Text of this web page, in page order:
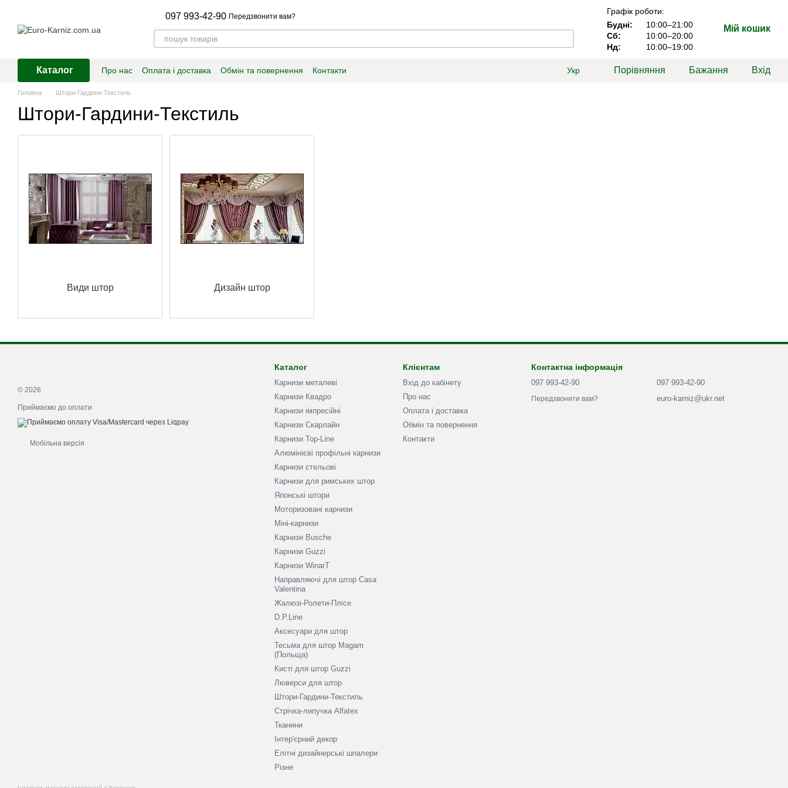
097 993-42-90 Передзвонити вам?
Графік роботи:
Будні:
10:00–21:00
Сб:
10:00–20:00
Нд:
10:00–19:00
Мій кошик
Каталог Про нас Оплата і доставка Обмін та повернення Контакти Укр Порівняння Бажання Вхід
Головна Штори-Гардини-Текстиль
Штори-Гардини-Текстиль
Види штор Дизайн штор
© 2026
Приймаємо до оплати
Мобільна версія
Каталог
Карнизи металеві
Карнизи Квадро
Карнизи імпресійні
Карнизи Скарлайн
Карнизи Top-Line
Алюмінієві профільні карнизи
Карнизи стельові
Карнизи для римських штор
Японські штори
Моторизовані карнизи
Міні-карнизи
Карнизи Busche
Карнизи Guzzi
Карнизи WinarT
Направляючі для штор Casa
Valentina
Жалюзі-Ролети-Плісе
D.P.Line
Аксесуари для штор
Тесьма для штор Magam
(Польща)
Кисті для штор Guzzi
Люверси для штор
Штори-Гардини-Текстиль
Стрічка-липучка Alfatex
Тканини
Інтер'єрний декор
Елітні дизайнерські шпалери
Різне
Клієнтам
Вхід до кабінету
Про нас
Оплата і доставка
Обмін та повернення
Контакти
Контактна інформація
097 993-42-90
Передзвонити вам?
097 993-42-90
euro-karniz@ukr.net